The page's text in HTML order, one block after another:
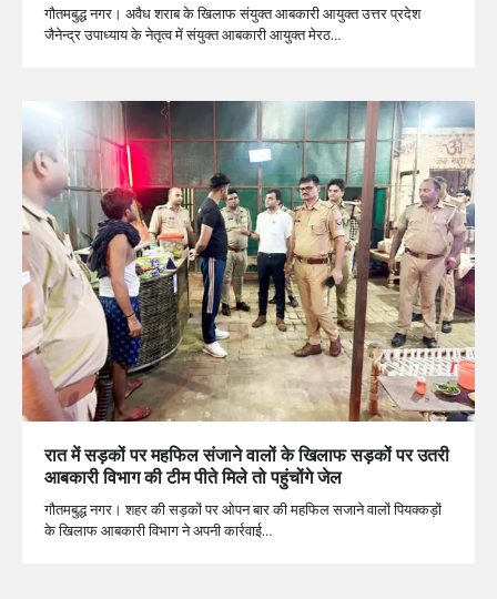
गौतमबुद्ध नगर। अवैध शराब के खिलाफ संयुक्त आबकारी आयुक्त उत्तर प्रदेश
जैनेन्द्र उपाध्याय के नेतृत्व में संयुक्त आबकारी आयुक्त मेरठ…
रात में सड़कों पर महफिल संजाने वालों के खिलाफ सड़कों पर उतरी
आबकारी विभाग की टीम पीते मिले तो पहुंचोंगे जेल
गौतमबुद्ध नगर। शहर की सड़कों पर ओपन बार की महफिल सजाने वालों पियक्कड़ों
के खिलाफ आबकारी विभाग ने अपनी कार्रवाई…